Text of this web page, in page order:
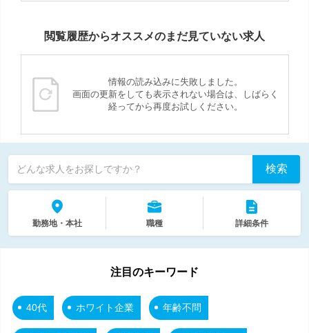
閲覧履歴からオススメのまだ見ていない求人
情報の読み込みに失敗しました。
画面の更新をしても表示されない場合は、しばらく
経ってから再度お試しください。
どんな求人をお探しですか？ 検索
勤務地・本社 職種 詳細条件
注目のキーワード
40代 ホワイト企業 年齢不問